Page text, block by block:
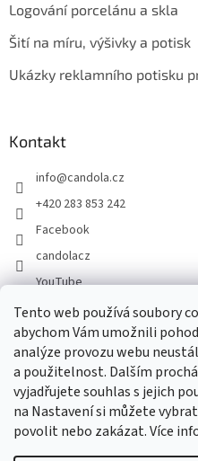
Tento web používá soubory
abychom Vám umožnili
analýze provozu webu
a použitelnost. Dalším
vyjadřujete souhlas s jejich
na Nastavení si můžete
povolit nebo zakázat. Více
Logování porcelánu a skla
Šití na míru, výšivky a potisk
Ukázky reklamního potisku
Kontakt
info@candola.cz
+420 283 853 242
Facebook
candolacz
YouTube
Přijímáme online platby